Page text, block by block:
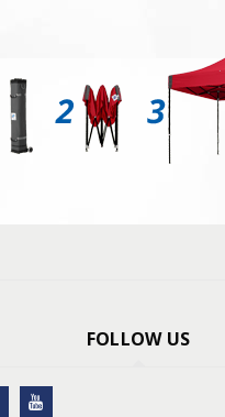
FOLLOW US